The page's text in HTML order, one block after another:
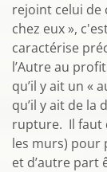
rejoint celui de
chez eux »,
caractérise
l’Autre au
qu’il y ait un «
qu’il y ait de la
rupture. Il faut
les murs) pour
et d’autre part